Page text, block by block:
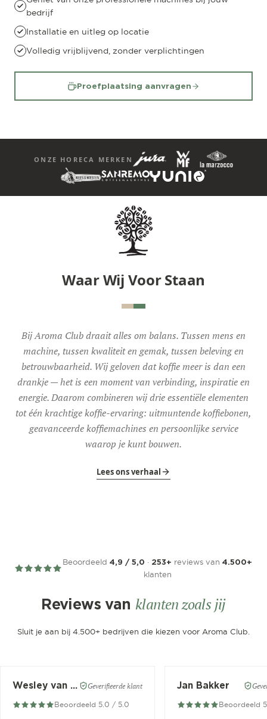
bedrijf
Installatie en uitleg op locatie
Volledig vrijblijvend, zonder verplichtingen
Proefplaatsing aanvragen
ONZE HORECA MERKEN
Waar Wij Voor Staan
Bij Aroma Club draait alles om balans. Tussen mens en
machine, tussen kwaliteit en gemak, tussen beleving en
betrouwbaarheid. Wij geloven dat koffie meer is dan een
drankje — het is een moment van verbinding, inspiratie en
energie. Daarom combineren wij drie essentiële elementen
tot één krachtige koffie-ervaring: uitmuntende koffiebonen,
geavanceerde koffiemachines en persoonlijke service
waarop je kunt bouwen.
Lees ons verhaal
Beoordeeld 4,9 / 5,0 · 253+ reviews van 4.500+
klanten
Reviews van klanten zoals jij
Sluit je aan bij 4.500+ bedrijven die kiezen voor Aroma Club.
Wesley van der Meer Geverifieerde klant
Beoordeeld 5.0 / 5.0
Jan Bakker
Beoordeeld